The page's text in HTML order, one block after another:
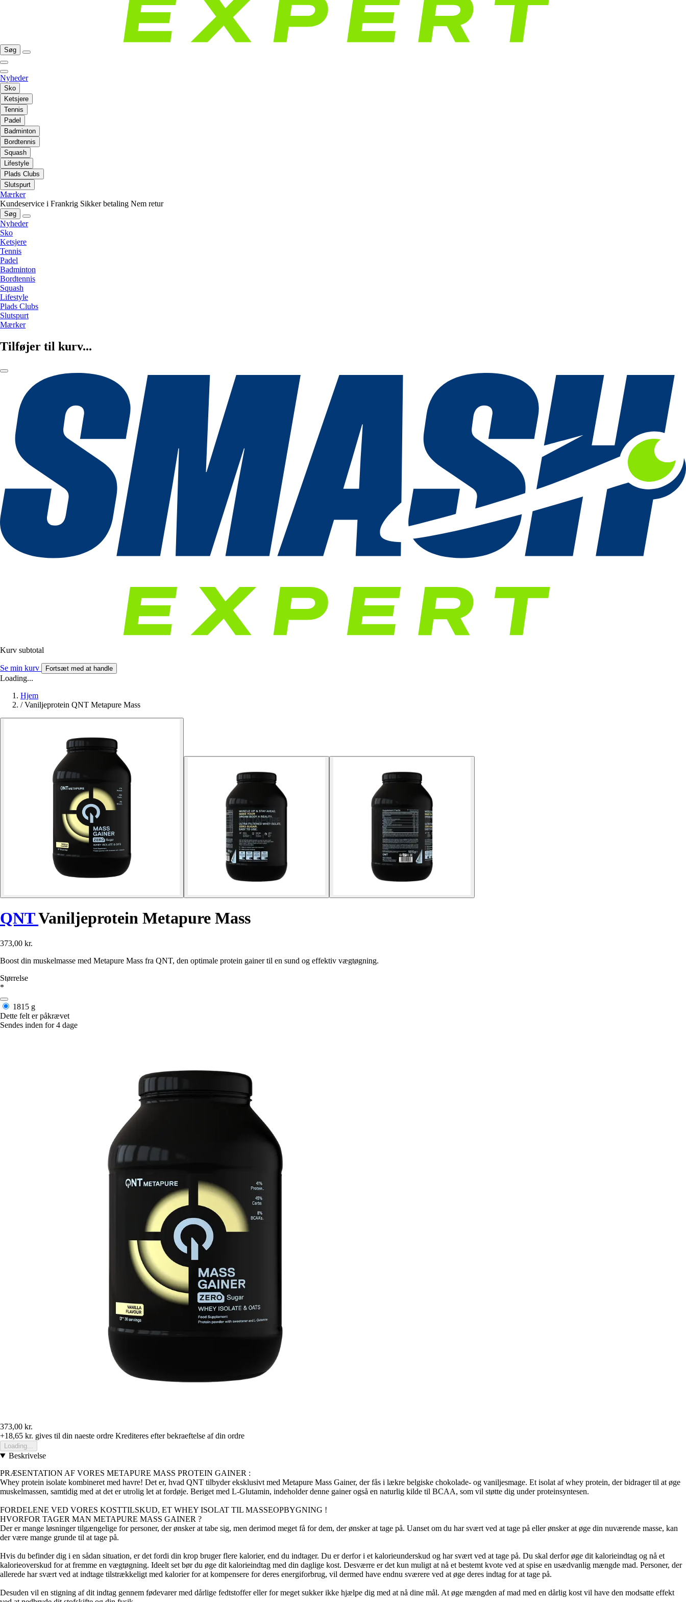
Søg
Nyheder
Sko
Ketsjere
Tennis
Padel
Badminton
Bordtennis
Squash
Lifestyle
Plads Clubs
Slutspurt
Mærker
Kundeservice i Frankrig Sikker betaling Nem retur
Søg
Nyheder
Sko
Ketsjere
Tennis
Padel
Badminton
Bordtennis
Squash
Lifestyle
Plads Clubs
Slutspurt
Mærker
Tilføjer til kurv...
Kurv subtotal
Se min kurv Fortsæt med at handle
Loading...
Hjem
/ Vaniljeprotein QNT Metapure Mass
QNTVaniljeprotein Metapure Mass
373,00 kr.
Boost din muskelmasse med Metapure Mass fra QNT, den optimale protein gainer til en sund og effektiv vægtøgning.
Størrelse
*
1815 g
Dette felt er påkrævet
Sendes inden for 4 dage
373,00 kr.
+18,65 kr. gives til din naeste ordre Krediteres efter bekraeftelse af din ordre
Loading...
Beskrivelse
PRÆSENTATION AF VORES METAPURE MASS PROTEIN GAINER :
Whey protein isolate kombineret med havre! Det er, hvad QNT tilbyder eksklusivt med Metapure Mass Gainer, der fås i lækre belgiske chokolade- og vaniljesmage. Et isolat af whey protein, der bidrager til at øge
muskelmassen, samtidig med at det er utrolig let at fordøje. Beriget med L-Glutamin, indeholder denne gainer også en naturlig kilde til BCAA, som vil støtte dig under proteinsyntesen.
FORDELENE VED VORES KOSTTILSKUD, ET WHEY ISOLAT TIL MASSEOPBYGNING !
HVORFOR TAGER MAN METAPURE MASS GAINER ?
Der er mange løsninger tilgængelige for personer, der ønsker at tabe sig, men derimod meget få for dem, der ønsker at tage på. Uanset om du har svært ved at tage på eller ønsker at øge din nuværende masse, kan
der være mange grunde til at tage på.
Hvis du befinder dig i en sådan situation, er det fordi din krop bruger flere kalorier, end du indtager. Du er derfor i et kalorieunderskud og har svært ved at tage på. Du skal derfor øge dit kalorieindtag og nå et
kalorieoverskud for at fremme en vægtøgning. Ideelt set bør du øge dit kalorieindtag med din daglige kost. Desværre er det kun muligt at nå et bestemt kvote ved at spise en usædvanlig mængde mad. Personer, der
allerede har svært ved at indtage tilstrækkeligt med kalorier for at kompensere for deres energiforbrug, vil dermed have endnu sværere ved at øge deres indtag for at tage på.
Desuden vil en stigning af dit indtag gennem fødevarer med dårlige fedtstoffer eller for meget sukker ikke hjælpe dig med at nå dine mål. At øge mængden af mad med en dårlig kost vil have den modsatte effekt